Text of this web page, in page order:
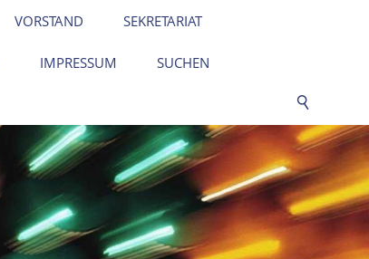
VORSTAND SEKRETARIAT
IMPRESSUM SUCHEN